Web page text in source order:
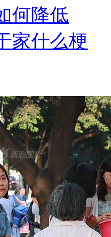
何降低
家什么梗